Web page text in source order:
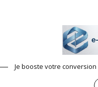
Je booste votre